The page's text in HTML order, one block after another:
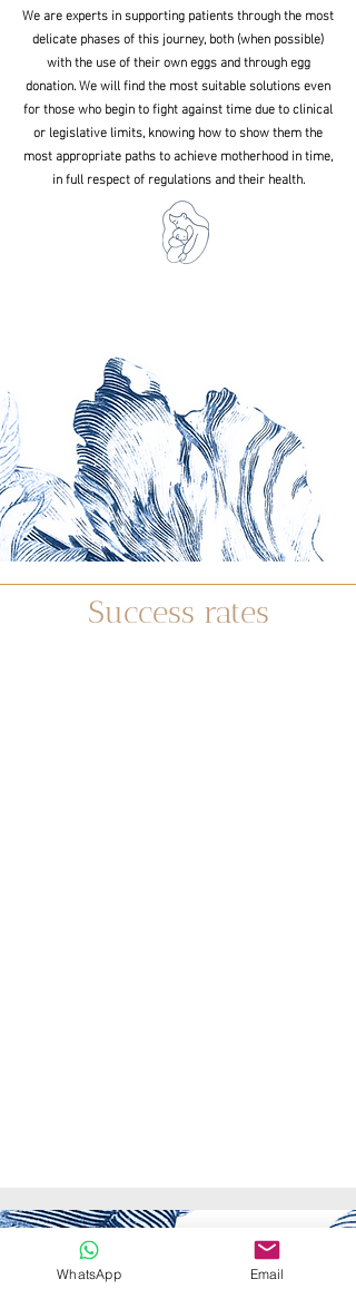
We are experts in supporting patients through the most
delicate phases of this journey, both (when possible)
with the use of their own eggs and through egg
donation. We will find the most suitable solutions even
for those who begin to fight against time due to clinical
or legislative limits, knowing how to show them the
most appropriate paths to achieve motherhood in time,
in full respect of regulations and their health.
Success rates
WhatsApp Email